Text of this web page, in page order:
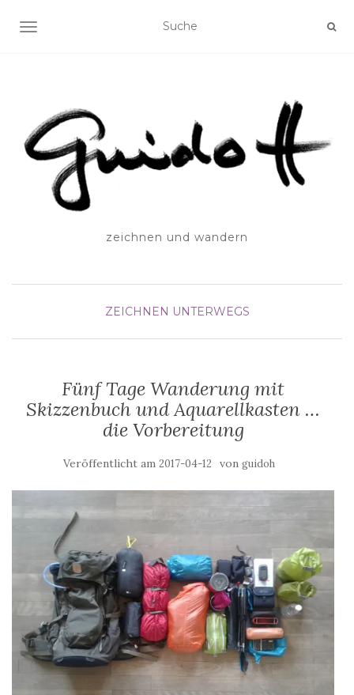
SCHALTE NAVIGATION
zeichnen und wandern
ZEICHNEN UNTERWEGS
Fünf Tage Wanderung mit
Skizzenbuch und Aquarellkasten …
die Vorbereitung
Veröffentlicht am 2017-04-12 von guidoh